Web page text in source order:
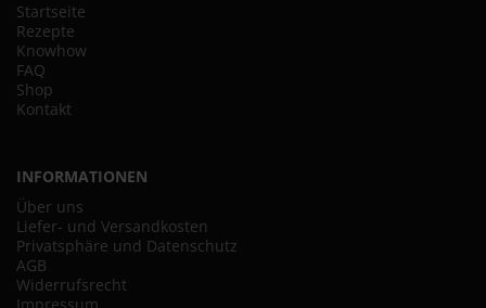
Startseite
Rezepte
Knowhow
FAQ
Shop
Kontakt
INFORMATIONEN
Über uns
Liefer- und Versandkosten
Privatsphäre und Datenschutz
AGB
Widerrufsrecht